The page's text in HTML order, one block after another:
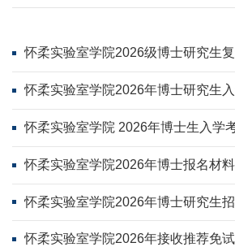
怀柔实验室学院2026级博士研究生
公示
怀柔实验室学院2026年博士研究生
拟复试名单
怀柔实验室学院 2026年博士生入学
试录取工作办法
怀柔实验室学院2026年博士报名材
果公示
怀柔实验室学院2026年博士研究生招
请-考核”制实施细则（试行）
怀柔实验室学院2026年接收推荐免